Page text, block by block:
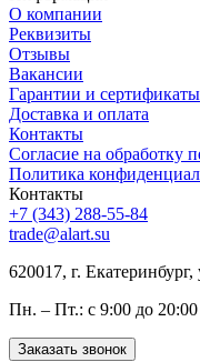
О компании
Реквизиты
Отзывы
Вакансии
Гарантии и сертификаты
Доставка и оплата
Контакты
Согласие на обработку
Политика
Контакты
+7 (343) 288-55-84
trade@alart.su
620017, г.
Пн. – Пт.: с 9:00 до 20:00
Заказать звонок